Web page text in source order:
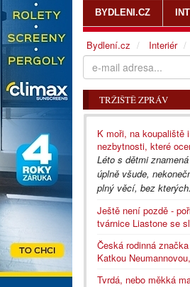
TRŽIŠTĚ ZPRÁV
K moři, na koupaliště
nezbytnosti, které
Léto s dětmi
úplně všude,
plný věcí, bez
Ještě není pozdě -
tvárnice Liastone se
Česká rodinná
Katkou
Tvrdá, nebo měkká
BYDLENI.CZ
Bydlení.cz Interiér